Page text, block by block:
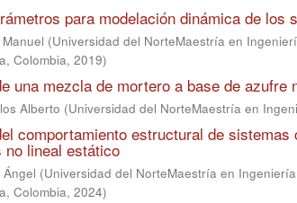
para modelación dinámica de los
(Universidad del NorteMaestría en
Colombia, 2019)
una mezcla de mortero a base de
Alberto (Universidad del NorteMaestría en
comportamiento estructural de
lineal estático
(Universidad del NorteMaestría en
Colombia, 2024)